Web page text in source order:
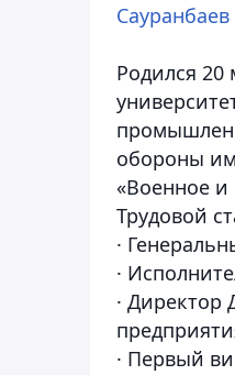
Родился 20
обороны
«Военное и
Трудовой
·
·
· Директор
· Первый